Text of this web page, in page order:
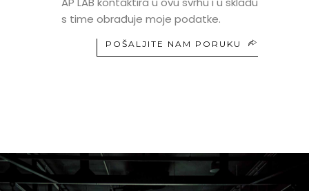
s time obrađuje moje podatke.
POŠALJITE NAM PORUKU